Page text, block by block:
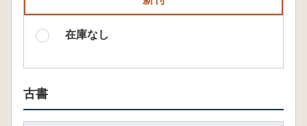
在庫なし
古書